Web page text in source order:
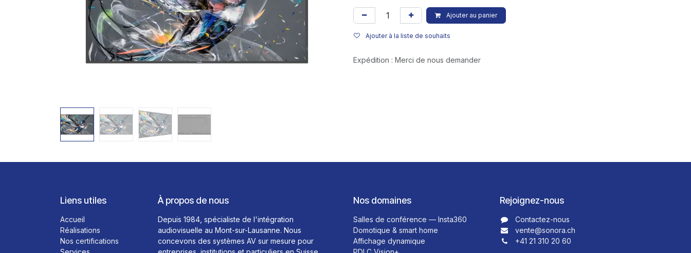
Ajouter au panier
Ajouter à la liste de souhaits
Expédition : Merci de nous demander
Liens utiles
Accueil
Réalisations
Nos certifications
À propos de nous
Depuis 1984, spécialiste de l'intégration
audiovisuelle au Mont-sur-Lausanne. Nous
concevons des systèmes AV sur mesure pour
Nos domaines
Salles de conférence — Insta360
Domotique & smart home
Affichage dynamique
Rejoignez-nous
Contactez-nous​​
vente@sonora.ch
+41 21 310 20 60